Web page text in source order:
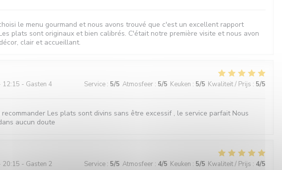
le menu gourmand et nous avons trouvé que c'est un excellent rapport
plats sont originaux et bien calibrés. C'était notre première visite et nous avon
clair et accueillant.
12:15 - Gasten 4 Service : 5/5 Atmosfeer : 5/5 Keuken : 5/5 Kwaliteit / Prijs : 5/5
Les plats sont divins sans être excessif , le service parfait Nous
aucun doute
20:15 - Gasten 2 Service : 5/5 Atmosfeer : 4/5 Keuken : 5/5 Kwaliteit / Prijs : 4/5